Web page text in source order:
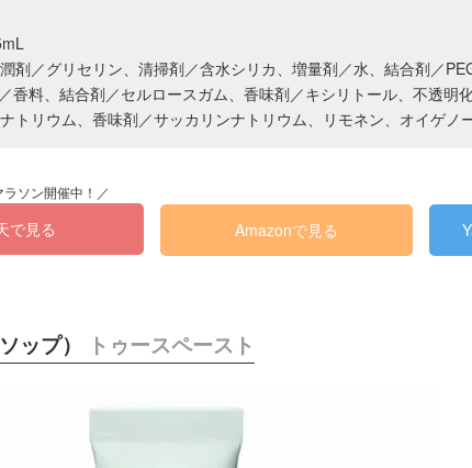
剤／グリセリン、清掃剤／含水シリカ、増量剤／水、結合剤／
香料、結合剤／セルロースガム、香味剤／キシリトール、不透明
トリウム、香味剤／サッカリンナトリウム、リモネン、オイゲノ
で見る Amazonで見る
ップ） トゥースペースト